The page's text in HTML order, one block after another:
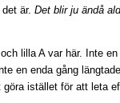
är. Det blir ju ändå
lilla A var här. Inte en
en enda gång
istället för att leta